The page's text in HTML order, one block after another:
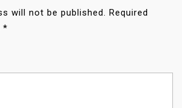
will not be published. Required
*